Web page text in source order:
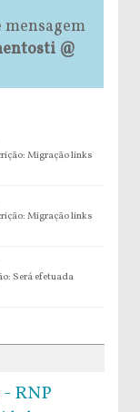
@
Migração links
Migração links
Será efetuada
RNP